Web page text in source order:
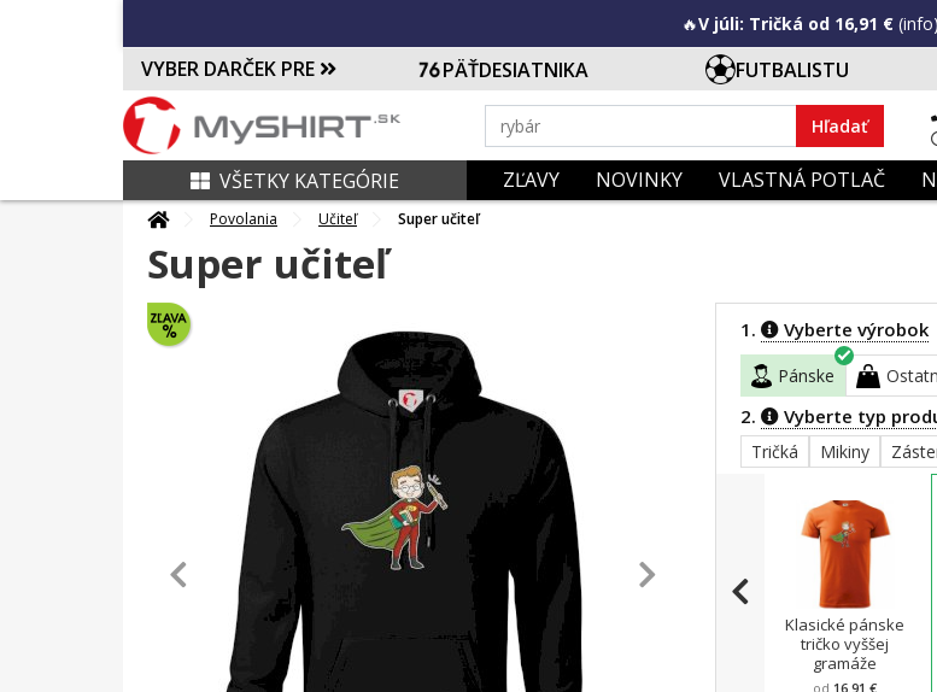
🔥V júli: Tričká od 16,91 € (info)
VYBER DARČEK PRE PÄŤDESIATNIKA FUTBALISTU
Hľadať
VŠETKY KATEGÓRIE ZĽAVY NOVINKY VLASTNÁ POTLAČ
Povolania Učiteľ Super učiteľ
Super učiteľ
1. Vyberte výrobok
Pánske
2. Vyberte typ
Tričká Mikiny
Klasické pánske
tričko vyššej
gramáže
od 16.91 €